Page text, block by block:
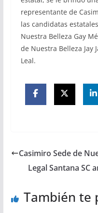
representante de
las candidatas
Nuestra Belleza Gay
de Nuestra Belleza Jay
Leal.
Casimiro Sede de
Legal Santana SC
También te